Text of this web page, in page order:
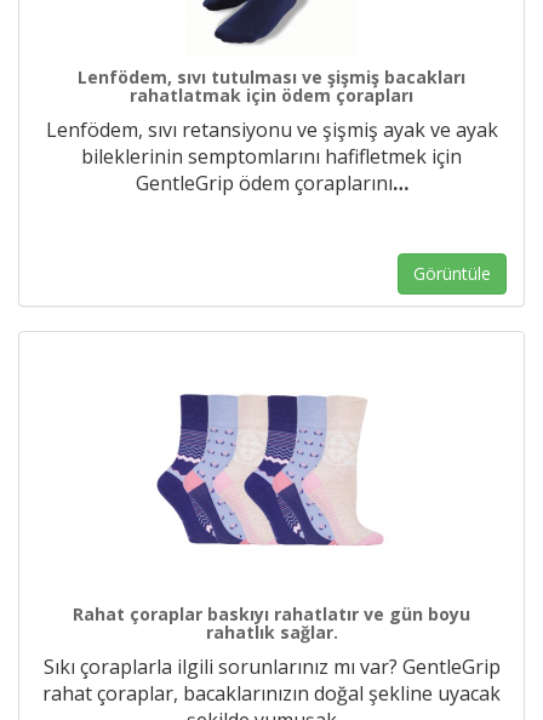
Lenfödem, sıvı tutulması ve şişmiş bacakları
rahatlatmak için ödem çorapları
Lenfödem, sıvı retansiyonu ve şişmiş ayak ve ayak
bileklerinin semptomlarını hafifletmek için
GentleGrip ödem çoraplarını…
Görüntüle
Rahat çoraplar baskıyı rahatlatır ve gün boyu
rahatlık sağlar.
Sıkı çoraplarla ilgili sorunlarınız mı var? GentleGrip
rahat çoraplar, bacaklarınızın doğal şekline uyacak